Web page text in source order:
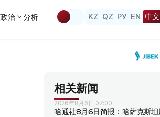
政治 分析 KZ QZ РУ EN 中文
相关新闻
2026年8月6日 07:00
哈通社8月6日简报：哈萨克斯